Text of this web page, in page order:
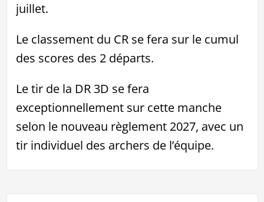
juillet.
Le classement du CR se fera sur le cumul
des scores des 2 départs.
Le tir de la DR 3D se fera
exceptionnellement sur cette manche
selon le nouveau règlement 2027, avec un
tir individuel des archers de l’équipe.